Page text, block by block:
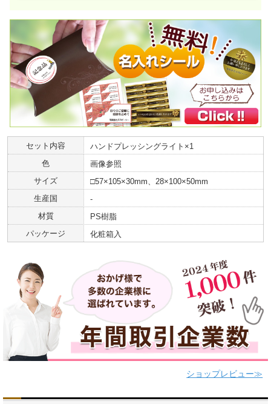
セット内容
ハンドプレッシングライト×1
色
画像参照
サイズ
□57×105×30mm、28×100×50mm
生産国
-
材質
PS樹脂
パッケージ
化粧箱入
ショップレビュー≫